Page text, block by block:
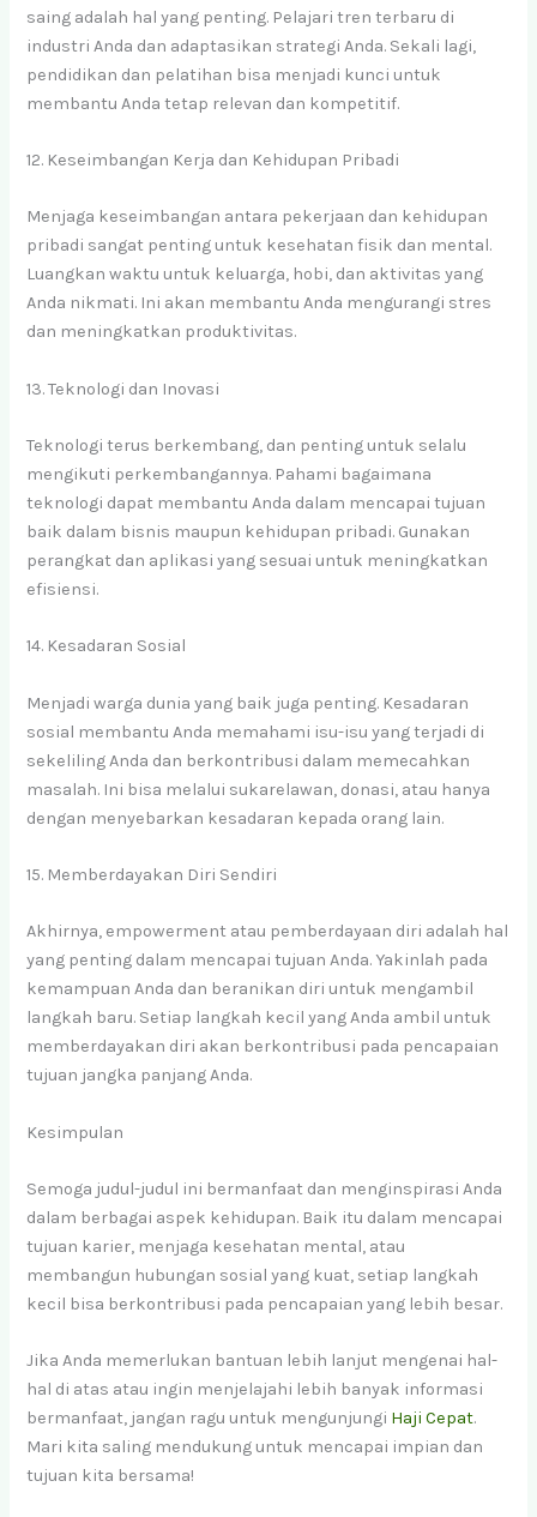
saing adalah hal yang penting. Pelajari tren terbaru di
industri Anda dan adaptasikan strategi Anda. Sekali lagi,
pendidikan dan pelatihan bisa menjadi kunci untuk
membantu Anda tetap relevan dan kompetitif.
12. Keseimbangan Kerja dan Kehidupan Pribadi
Menjaga keseimbangan antara pekerjaan dan kehidupan
pribadi sangat penting untuk kesehatan fisik dan mental.
Luangkan waktu untuk keluarga, hobi, dan aktivitas yang
Anda nikmati. Ini akan membantu Anda mengurangi stres
dan meningkatkan produktivitas.
13. Teknologi dan Inovasi
Teknologi terus berkembang, dan penting untuk selalu
mengikuti perkembangannya. Pahami bagaimana
teknologi dapat membantu Anda dalam mencapai tujuan
baik dalam bisnis maupun kehidupan pribadi. Gunakan
perangkat dan aplikasi yang sesuai untuk meningkatkan
efisiensi.
14. Kesadaran Sosial
Menjadi warga dunia yang baik juga penting. Kesadaran
sosial membantu Anda memahami isu-isu yang terjadi di
sekeliling Anda dan berkontribusi dalam memecahkan
masalah. Ini bisa melalui sukarelawan, donasi, atau hanya
dengan menyebarkan kesadaran kepada orang lain.
15. Memberdayakan Diri Sendiri
Akhirnya, empowerment atau pemberdayaan diri adalah hal
yang penting dalam mencapai tujuan Anda. Yakinlah pada
kemampuan Anda dan beranikan diri untuk mengambil
langkah baru. Setiap langkah kecil yang Anda ambil untuk
memberdayakan diri akan berkontribusi pada pencapaian
tujuan jangka panjang Anda.
Kesimpulan
Semoga judul-judul ini bermanfaat dan menginspirasi Anda
dalam berbagai aspek kehidupan. Baik itu dalam mencapai
tujuan karier, menjaga kesehatan mental, atau
membangun hubungan sosial yang kuat, setiap langkah
kecil bisa berkontribusi pada pencapaian yang lebih besar.
Jika Anda memerlukan bantuan lebih lanjut mengenai hal-
hal di atas atau ingin menjelajahi lebih banyak informasi
bermanfaat, jangan ragu untuk mengunjungi Haji Cepat.
Mari kita saling mendukung untuk mencapai impian dan
tujuan kita bersama!